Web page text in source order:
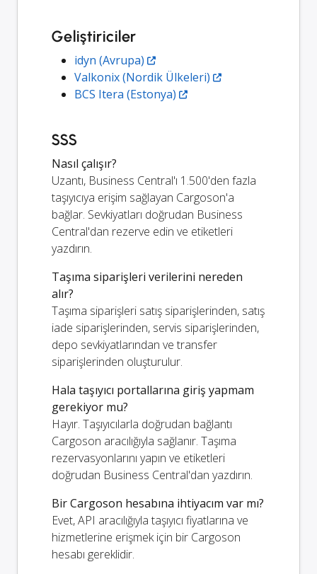
Geliştiriciler
idyn (Avrupa)
Valkonix (Nordik Ülkeleri)
BCS Itera (Estonya)
SSS
Nasıl çalışır?
Uzantı, Business Central'ı 1.500'den fazla
taşıyıcıya erişim sağlayan Cargoson'a
bağlar. Sevkiyatları doğrudan Business
Central'dan rezerve edin ve etiketleri
yazdırın.
Taşıma siparişleri verilerini nereden
alır?
Taşıma siparişleri satış siparişlerinden, satış
iade siparişlerinden, servis siparişlerinden,
depo sevkiyatlarından ve transfer
siparişlerinden oluşturulur.
Hala taşıyıcı portallarına giriş yapmam
gerekiyor mu?
Hayır. Taşıyıcılarla doğrudan bağlantı
Cargoson aracılığıyla sağlanır. Taşıma
rezervasyonlarını yapın ve etiketleri
doğrudan Business Central'dan yazdırın.
Bir Cargoson hesabına ihtiyacım var mı?
Evet, API aracılığıyla taşıyıcı fiyatlarına ve
hizmetlerine erişmek için bir Cargoson
hesabı gereklidir.